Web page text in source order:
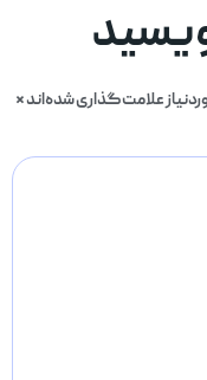
علامت‌گذاری شده‌اند*